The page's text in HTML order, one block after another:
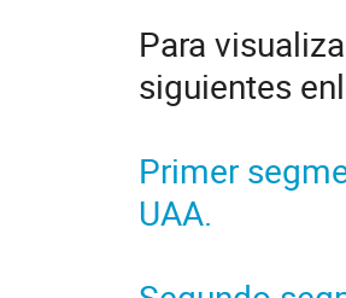
Para
siguientes
Primer
UAA.